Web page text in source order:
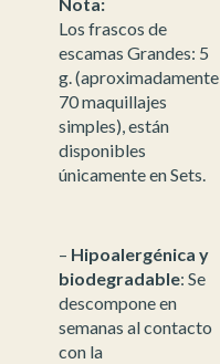
Los frascos de
escamas Grandes: 5
g. (aproximadamente
70 maquillajes
simples), están
disponibles
únicamente en Sets.
– Hipoalergénica y
biodegradable: Se
descompone en
semanas al contacto
con la